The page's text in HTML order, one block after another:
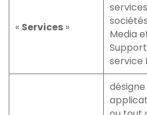
« Services »
Media
service